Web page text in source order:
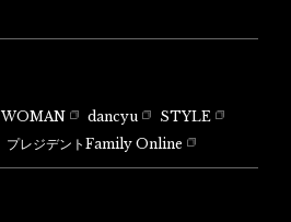
WOMAN dancyu
STYLE
プレジデントFamily Online